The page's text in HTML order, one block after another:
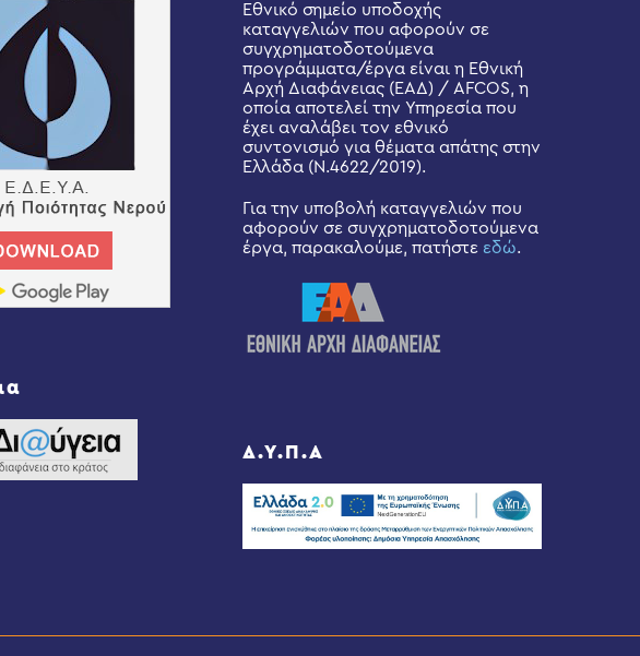
Εθνικό σημείο υποδοχής
καταγγελιών που αφορούν σε
συγχρηματοδοτούμενα
προγράμματα/έργα είναι η Εθνική
Αρχή Διαφάνειας (ΕΑΔ) / AFCOS, η
οποία αποτελεί την Υπηρεσία που
έχει αναλάβει τον εθνικό
συντονισμό για θέματα απάτης στην
Ελλάδα (Ν.4622/2019).
Για την υποβολή καταγγελιών που
αφορούν σε συγχρηματοδοτούμενα
έργα, παρακαλούμε, πατήστε εδώ.
Δ.Υ.Π.Α